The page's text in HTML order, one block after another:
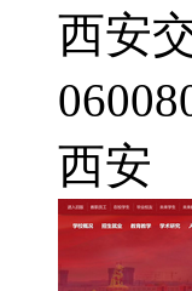
西安
西安